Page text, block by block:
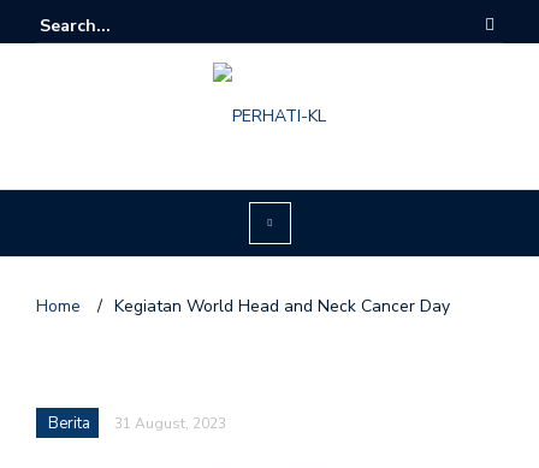
Home / Kegiatan World Head and Neck Cancer Day
Berita 31 August, 2023